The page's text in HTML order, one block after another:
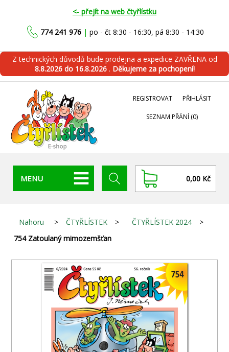
<- přejít na web čtyřlístku
774 241 976 | po - čt 8:30 - 16:30, pá 8:30 - 14:30
Z technických důvodů bude prodejna a expedice ZAVŘENA od
8.8.2026 do 16.8.2026 . Děkujeme za pochopení!
REGISTROVAT PŘIHLÁSIT
SEZNAM PŘÁNÍ (0)
MENU 0,00 Kč
Nahoru > ČTYŘLÍSTEK > ČTYŘLÍSTEK 2024
>
754 Zatoulaný mimozemšťan